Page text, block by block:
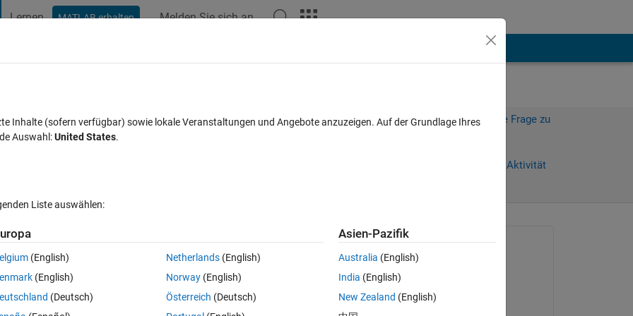
Lernen MATLAB erhalten Melden Sie sich an
part of string
Melden Sie sich an, um diese Frage zu
Anmelden, um Aktivität
Ältere Kommentare anzeigen
In MATLAB Online öffnen 0 Stimmen
I'm trying to clean up (
). Specifically, I am trying to delete all
those rows, but it is reshaping the cell as an Mx1 cell (
newbie9
am 13 Mär. 2019
Inhalte (sofern verfügbar) sowie lokale Veranstaltungen und Angebote anzuzeigen. Auf der Grundlage Ihres
Auswahl:United States.
Liste auswählen:
(English)
(English)
(Deutsch)
Netherlands(English)
Norway(English)
Österreich (Deutsch)
Asien-Pazifik
Australia (English)
India (English)
New Zealand (English)